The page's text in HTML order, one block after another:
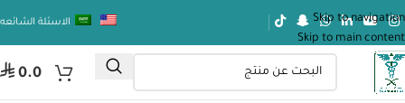
Skip to navigation
Skip to main content
الاسئلة الشائعه
⃁ 0.0